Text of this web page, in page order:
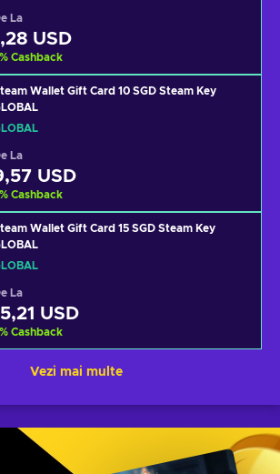
La
USD
% Cashback
Wallet Gift Card 10 SGD Steam Key
La
USD
% Cashback
Wallet Gift Card 15 SGD Steam Key
La
USD
% Cashback
Vezi mai multe